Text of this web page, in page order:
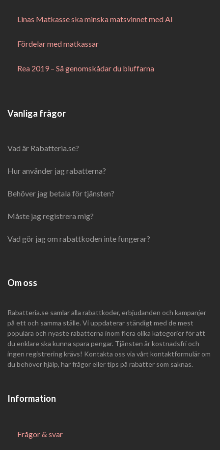
Linas Matkasse ska minska matsvinnet med AI
Fördelar med matkassar
Rea 2019 – Så genomskådar du bluffarna
Vanliga frågor
Vad är Rabatteria.se?
Hur använder jag rabatterna?
Behöver jag betala för tjänsten?
Måste jag registrera mig?
Vad gör jag om rabattkoden inte fungerar?
Om oss
Rabatteria.se samlar alla rabattkoder, erbjudanden och kampanjer
på ett och samma ställe. Vi uppdaterar ständigt med de mest
populära och nyaste rabatterna inom flera olika kategorier för att
du enklare ska kunna spara pengar. Tjänsten är kostnadsfri och
ingen registrering krävs! Kontakta oss via vårt kontaktformulär om
du behöver hjälp, har frågor eller tips på rabatter som saknas.
Information
Frågor & svar